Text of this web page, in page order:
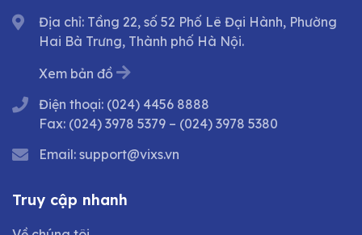
Địa chỉ: Tầng 22, số 52 Phố Lê Đại Hành, Phường
Hai Bà Trưng, Thành phố Hà Nội.
Xem bản đồ
Điện thoại: (024) 4456 8888
Fax: (024) 3978 5379 – (024) 3978 5380
Email: support@vixs.vn
Truy cập nhanh